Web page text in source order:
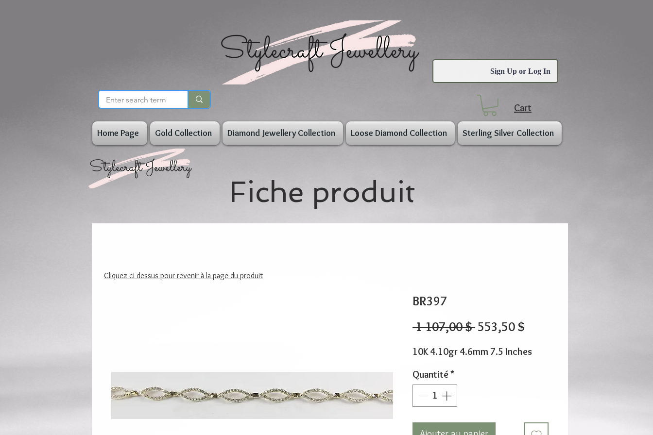
Sign Up or Log In
Cart
Home Page Gold Collection Diamond Jewellery Collection Loose Diamond Collection Sterling Silver Collection
Fiche produit
BR397
1 107,00 $ Prix
553,50 $
10K 4.10gr 4.6mm 7.5 Inches
Quantité*
Cliquez ci-dessus pour revenir à la page du produit